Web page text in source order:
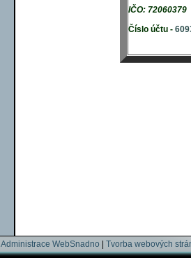
IČO: 72060379
Číslo účtu -
Administrace WebSnadno Tvorba webových